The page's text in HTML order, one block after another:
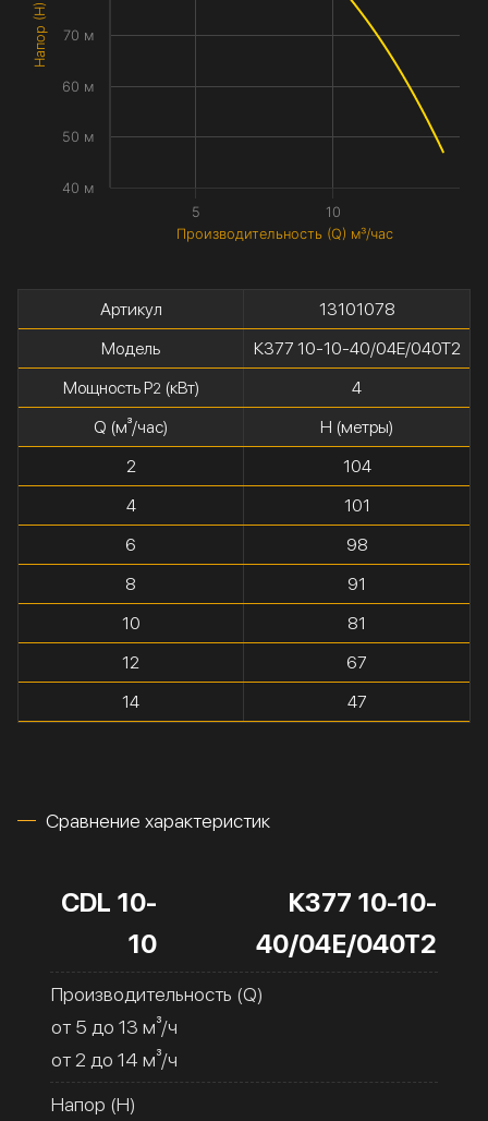
Производительность (Q) м³/час
10
5
40 м
50 м
60 м
70 м
Артикул
13101078
Модель
К377 10-10-40/04Е/040Т2
Мощность P2(кВт)
4
Q (м³/час)
H (метры)
2
104
4
101
6
98
8
91
10
81
12
67
14
47
Сравнение характеристик
CDL 10-
10
К377 10-10-
40/04Е/040Т2
Производительность (Q)
от 5 до 13 м³/ч
от 2 до 14 м³/ч
Напор (H)